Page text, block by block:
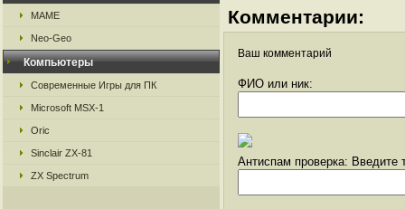
MAME
Neo-Geo
Компьютеры
Современные Игры для ПК
Microsoft MSX-1
Oric
Sinclair ZX-81
ZX Spectrum
Комментарии:
Ваш комментарий
ФИО или ник:
Антиспам проверка: Введите